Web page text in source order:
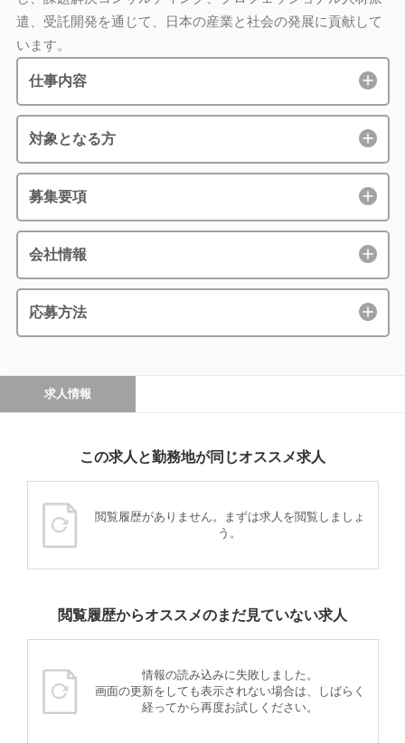
遣、受託開発を通じて、日本の産業と社会の発展に貢献して
います。
仕事内容
対象となる方
募集要項
会社情報
応募方法
求人情報
この求人と勤務地が同じオススメ求人
閲覧履歴がありません。まずは求人を閲覧しましょ
う。
閲覧履歴からオススメのまだ見ていない求人
情報の読み込みに失敗しました。
画面の更新をしても表示されない場合は、しばらく
経ってから再度お試しください。